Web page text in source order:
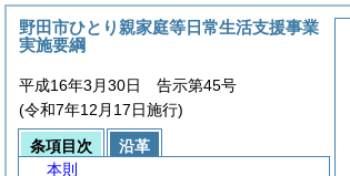
野田市ひとり親家庭等日常生活支援事業
実施要綱
平成16年3月30日 告示第45号
(令和7年12月17日施行)
条項目次
沿革
本則